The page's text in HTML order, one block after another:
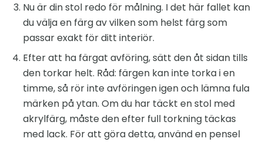
Nu är din stol redo för målning. I det här fallet kan
du välja en färg av vilken som helst färg som
passar exakt för ditt interiör.
Efter att ha färgat avföring, sätt den åt sidan tills
den torkar helt. Råd: färgen kan inte torka i en
timme, så rör inte avföringen igen och lämna fula
märken på ytan. Om du har täckt en stol med
akrylfärg, måste den efter full torkning täckas
med lack. För att göra detta, använd en pensel